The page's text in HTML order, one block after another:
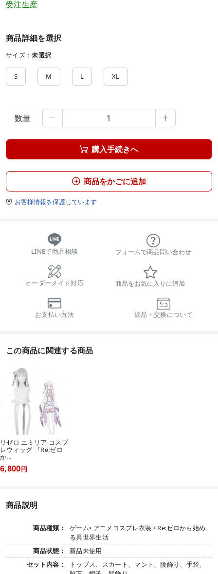
受注生産
商品詳細を選択
サイズ：未選択
S M L XL
数量  
 購入手続きへ
 商品をかごに追加
 お客様情報を保護しています
LINEで商品相談 フォームで商品問い合わせ
オーダーメイド対応 商品をお気に入りに追加
お支払い方法 返品・交換について
この商品に関連する商品
リゼロ エミリア コスプ
レウィッグ 『Re:ゼロ
か...
6,800円
商品説明
商品種類：
ゲーム• アニメコスプレ衣装 / Re:ゼロから始め
る異世界生活
商品状態：
新品未使用
セット内容：
トップス、スカート、マント、腰飾り、手袋、